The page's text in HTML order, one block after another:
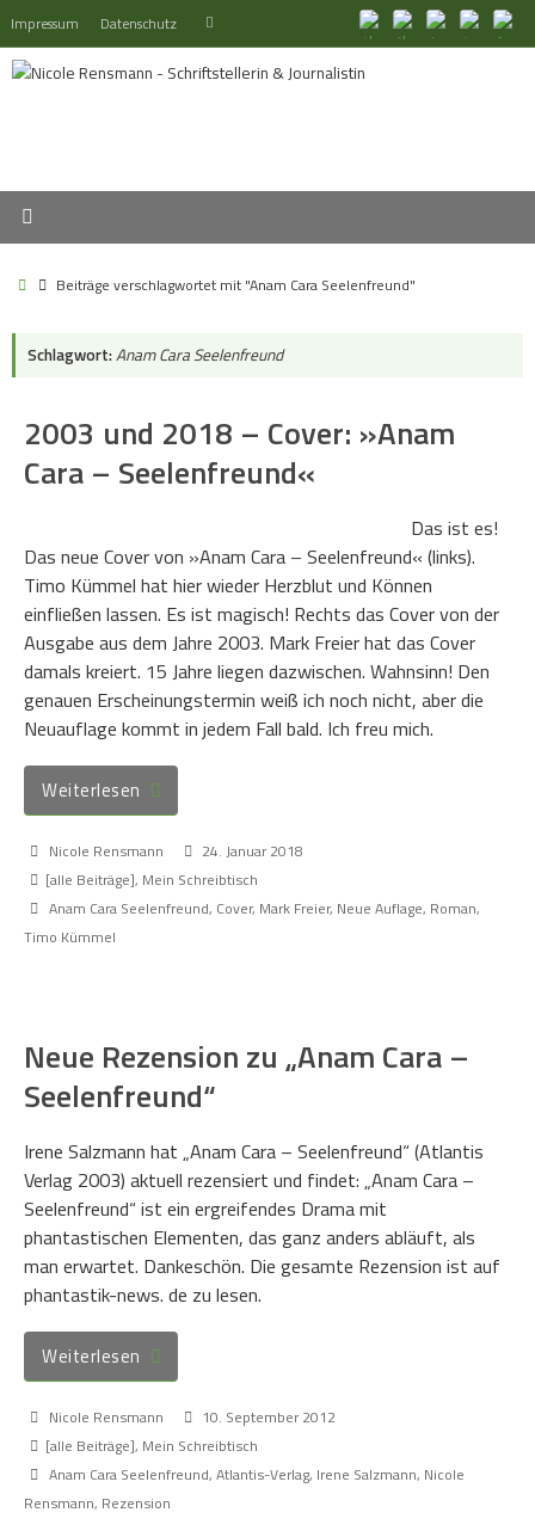
Inhalt
springen
Impressum Datenschutz Suchen
StartBeiträge verschlagwortet mit "Anam Cara Seelenfreund"
Schlagwort:Anam Cara Seelenfreund
2003 und 2018 – Cover: »Anam
Cara – Seelenfreund«
Das ist es!
Das neue Cover von »Anam Cara – Seelenfreund« (links).
Timo Kümmel hat hier wieder Herzblut und Können
einfließen lassen. Es ist magisch! Rechts das Cover von der
Ausgabe aus dem Jahre 2003. Mark Freier hat das Cover
damals kreiert. 15 Jahre liegen dazwischen. Wahnsinn! Den
genauen Erscheinungstermin weiß ich noch nicht, aber die
Neuauflage kommt in jedem Fall bald. Ich freu mich.
Weiterlesen
Nicole Rensmann
24. Januar 2018
[alle Beiträge], Mein Schreibtisch
Anam Cara Seelenfreund, Cover, Mark Freier, Neue Auflage, Roman,
Timo Kümmel
Neue Rezension zu „Anam Cara –
Seelenfreund“
Irene Salzmann hat „Anam Cara – Seelenfreund“ (Atlantis
Verlag 2003) aktuell rezensiert und findet: „Anam Cara –
Seelenfreund“ ist ein ergreifendes Drama mit
phantastischen Elementen, das ganz anders abläuft, als
man erwartet. Dankeschön. Die gesamte Rezension ist auf
phantastik-news. de zu lesen.
Weiterlesen
Nicole Rensmann
10. September 2012
[alle Beiträge], Mein Schreibtisch
Anam Cara Seelenfreund, Atlantis-Verlag, Irene Salzmann, Nicole
Rensmann, Rezension